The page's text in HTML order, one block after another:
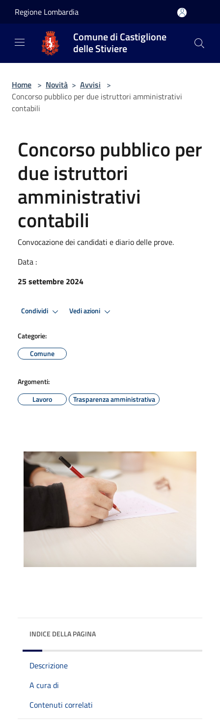
Regione Lombardia
Comune di Castiglione
delle Stiviere
Home > Novità > Avvisi >
Concorso pubblico per due istruttori amministrativi
contabili
Concorso pubblico per
due istruttori
amministrativi
contabili
Convocazione dei candidati e diario delle prove.
Data :
25 settembre 2024
Condividi Vedi azioni
Categorie:
Comune
Argomenti:
Lavoro
Trasparenza amministrativa
INDICE DELLA PAGINA
Descrizione
A cura di
Contenuti correlati